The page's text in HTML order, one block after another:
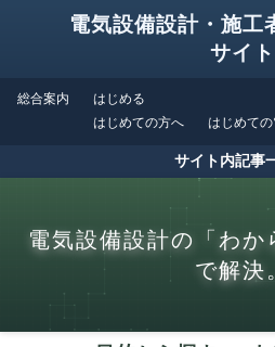
電気設備設計・施工
サイト
総合案内
はじめる
はじめての方へ
はじめての
サイト内記事
電気設備設計の「わか
で解決